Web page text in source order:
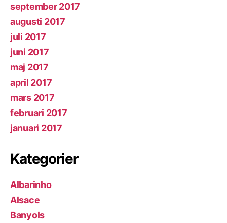
september 2017
augusti 2017
juli 2017
juni 2017
maj 2017
april 2017
mars 2017
februari 2017
januari 2017
Kategorier
Albarinho
Alsace
Banyols